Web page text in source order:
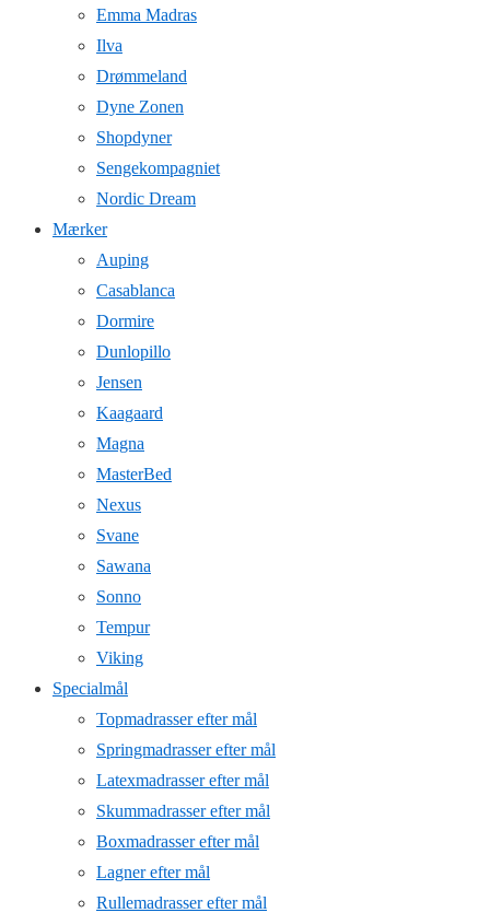
Emma Madras
Ilva
Drømmeland
Dyne Zonen
Shopdyner
Sengekompagniet
Nordic Dream
Mærker
Auping
Casablanca
Dormire
Dunlopillo
Jensen
Kaagaard
Magna
MasterBed
Nexus
Svane
Sawana
Sonno
Tempur
Viking
Specialmål
Topmadrasser efter mål
Springmadrasser efter mål
Latexmadrasser efter mål
Skummadrasser efter mål
Boxmadrasser efter mål
Lagner efter mål
Rullemadrasser efter mål